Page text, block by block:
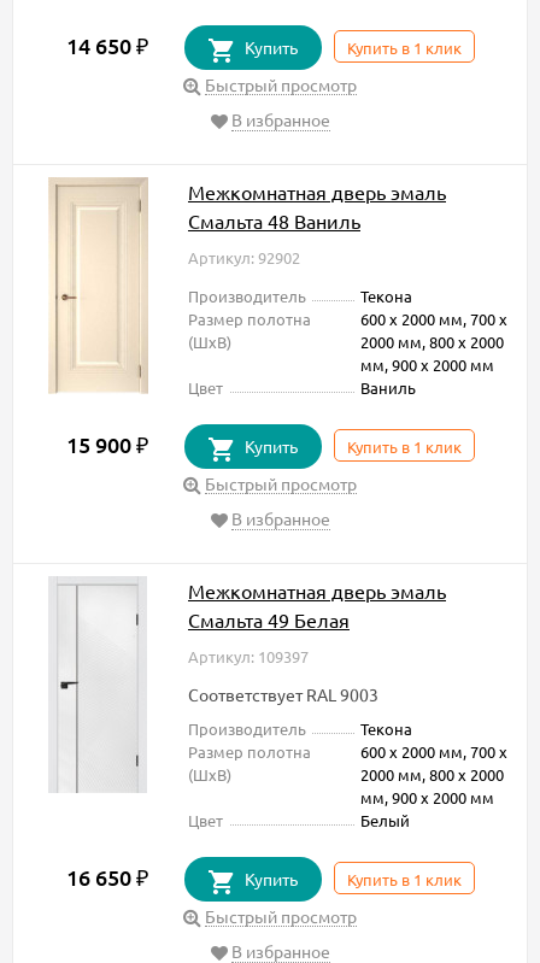
14 650 ₽ Купить Купить в 1 клик
Быстрый просмотр
В избранное
Межкомнатная дверь эмаль
Смальта 48 Ваниль
Артикул: 92902
Производитель
Текона
Размер полотна
(ШxВ)
600 х 2000 мм, 700 х
2000 мм, 800 х 2000
мм, 900 х 2000 мм
Цвет
Ваниль
15 900 ₽ Купить Купить в 1 клик
Быстрый просмотр
В избранное
Межкомнатная дверь эмаль
Смальта 49 Белая
Артикул: 109397
Соответствует RAL 9003
Производитель
Текона
Размер полотна
(ШxВ)
600 х 2000 мм, 700 х
2000 мм, 800 х 2000
мм, 900 х 2000 мм
Цвет
Белый
16 650 ₽ Купить Купить в 1 клик
Быстрый просмотр
В избранное